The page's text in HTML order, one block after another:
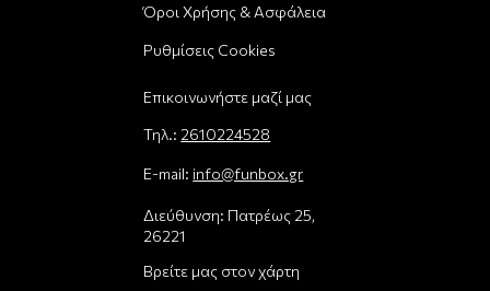
Όροι Χρήσης & Ασφάλεια
Ρυθμίσεις Cookies
Επικοινωνήστε μαζί μας
Τηλ.: 2610224528
E-mail: info@funbox.gr
Διεύθυνση: Πατρέως 25,
26221
Βρείτε μας στον χάρτη